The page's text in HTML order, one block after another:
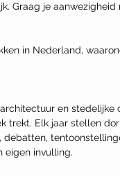
Graag je aanwezigheid
in Nederland,
en stedelijke
trekt. Elk jaar stellen
eigen invulling.